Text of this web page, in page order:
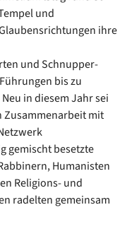
und
ihre
und Schnupper-
bis zu
in diesem Jahr sei
mit
gemischt besetzte
Humanisten
Religions- und
radelten gemeinsam